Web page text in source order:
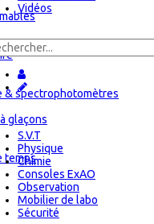
Vidéos
S.V.T
Physique
Chimie
Consoles ExAO
Observation
Mobilier de labo
Sécurité
& spectrophotomètres
glaçons
temps